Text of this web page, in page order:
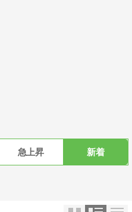
急上昇 新着